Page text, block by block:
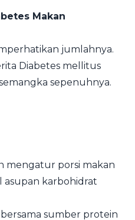
Makan
jumlahnya.
Diabetes mellitus
sepenuhnya.
mengatur porsi makan
karbohidrat
sumber protein